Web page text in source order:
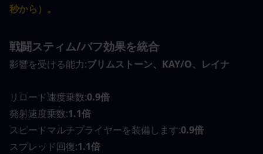
秒から）。
戦闘スティム/バフ効果を統合
影響を受ける能力:ブリムストーン、KAY/O、レイナ
リロード速度乗数:0.9倍
発射速度乗数:1.1倍
スピードマルチプライヤーを装備します:0.9倍
スプレッド回復:1.1倍